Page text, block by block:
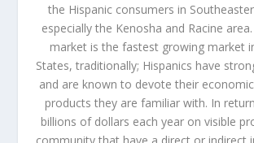
the Hispanic consumers in
especially the Kenosha and Racine
market is the fastest growing market
States, traditionally; Hispanics have
and are known to devote their
products they are familiar with. In
billions of dollars each year on visible